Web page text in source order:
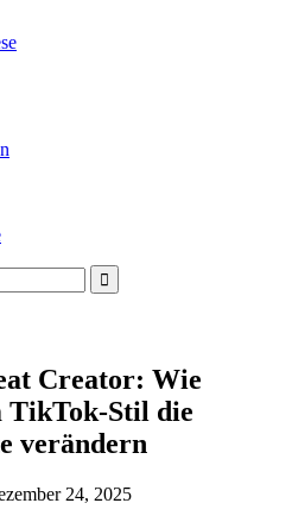
Creator: Wie
TikTok-Stil die
verändern
24, 2025